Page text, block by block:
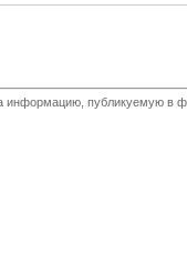
информацию, публикуемую